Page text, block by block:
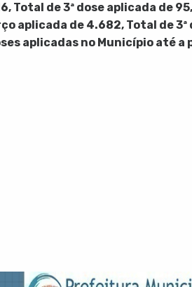
, Total de 3ª dose aplicada de
aplicada de 4.682, Total de
aplicadas no Município até a